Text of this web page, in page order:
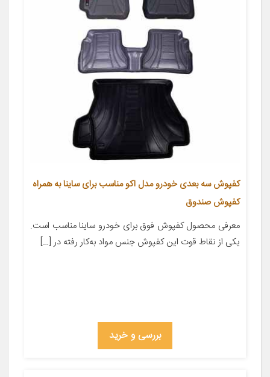
کفپوش سه بعدی خودرو مدل اکو مناسب برای ساینا به همراه
کفپوش صندوق
معرفی محصول کفپوش فوق برای خودرو ساینا مناسب است.
یکی از نقاط قوت این کفپوش جنس مواد به‌کار رفته در […]
بررسی و خرید